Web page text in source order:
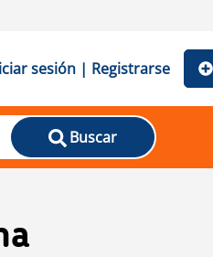
sesión | Registrarse
Buscar